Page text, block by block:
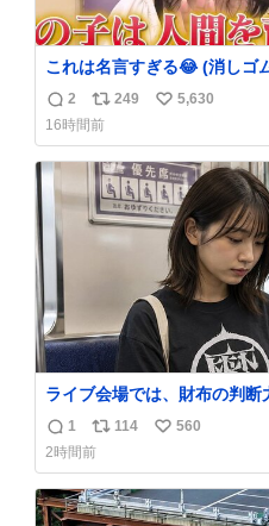
これは名言すぎる😂 (消しゴ
を思い出しながら)
返
信
数
2
リ
ポ
ス
ト
数
249
い
ね
数
5,630
16時間前
ライブ会場では、財布の判断
る。
返
信
数
1
リ
ポ
ス
ト
114
い
ね
数
560
2時間前